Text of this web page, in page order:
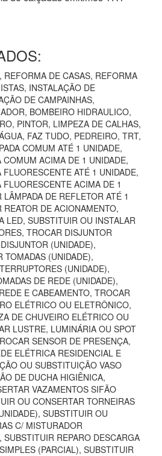
REFORMA DE CASAS, REFORMA
INSTALAÇÃO DE
DE CAMPAINHAS,
BOMBEIRO HIDRAULICO,
PINTOR, LIMPEZA DE CALHAS,
FAZ TUDO, PEDREIRO, TRT,
COMUM ATÉ 1 UNIDADE,
ACIMA DE 1 UNIDADE,
ATÉ 1 UNIDADE,
ACIMA DE 1
DE REFLETOR ATÉ 1
DE ACIONAMENTO,
LED, SUBSTITUIR OU INSTALAR
TROCAR DISJUNTOR
(UNIDADE),
TOMADAS (UNIDADE),
(UNIDADE),
DE REDE (UNIDADE),
E CABEAMENTO, TROCAR
ELÉTRICO OU ELETRÔNICO,
DE CHUVEIRO ELÉTRICO OU
LUSTRE, LUMINÁRIA OU SPOT
SENSOR DE PRESENÇA,
ELÉTRICA RESIDENCIAL E
OU SUBSTITUIÇÃO VASO
DE DUCHA HIGIÊNICA,
VAZAMENTOS SIFÃO
OU CONSERTAR TORNEIRAS
SUBSTITUIR OU
C/ MISTURADOR
SUBSTITUIR REPARO DESCARGA
(PARCIAL), SUBSTITUIR